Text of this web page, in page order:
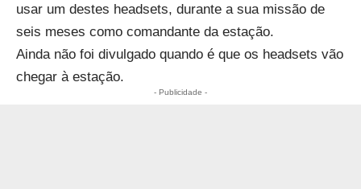
usar um destes headsets, durante a sua missão de
seis meses como comandante da estação.
Ainda não foi divulgado quando é que os headsets vão
chegar à estação.
- Publicidade -